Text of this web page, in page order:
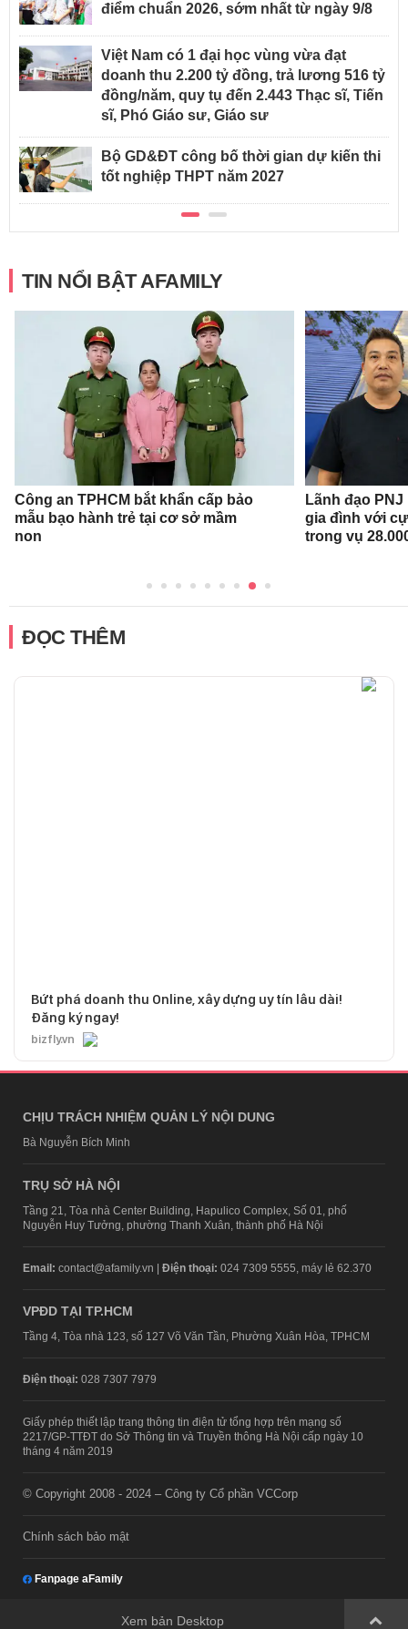
điểm chuẩn 2026, sớm nhất từ ngày 9/8
Việt Nam có 1 đại học vùng vừa đạt
doanh thu 2.200 tỷ đồng, trả lương 516 tỷ
đồng/năm, quy tụ đến 2.443 Thạc sĩ, Tiến
sĩ, Phó Giáo sư, Giáo sư
Bộ GD&ĐT công bố thời gian dự kiến thi
tốt nghiệp THPT năm 2027
TIN NỔI BẬT AFAMILY
Công an TPHCM bắt khẩn cấp bảo
mẫu bạo hành trẻ tại cơ sở mầm
non
Lãnh đạo
gia đình với
trong vụ
ĐỌC THÊM
Bứt phá doanh thu Online, xây dựng uy tín lâu dài!
Đăng ký ngay!
bizfly.vn
CHỊU TRÁCH NHIỆM QUẢN LÝ NỘI DUNG
Bà Nguyễn Bích Minh
TRỤ SỞ HÀ NỘI
Tầng 21, Tòa nhà Center Building, Hapulico Complex, Số 01, phố
Nguyễn Huy Tưởng, phường Thanh Xuân, thành phố Hà Nội
Email: contact@afamily.vn | Điện thoại: 024 7309 5555, máy lẻ 62.370
VPĐD TẠI TP.HCM
Tầng 4, Tòa nhà 123, số 127 Võ Văn Tần, Phường Xuân Hòa, TPHCM
Điện thoại: 028 7307 7979
Giấy phép thiết lập trang thông tin điện tử tổng hợp trên mạng số
2217/GP-TTĐT do Sở Thông tin và Truyền thông Hà Nội cấp ngày 10
tháng 4 năm 2019
© Copyright 2008 - 2024 – Công ty Cổ phần VCCorp
Chính sách bảo mật
Fanpage aFamily
Xem bản Desktop